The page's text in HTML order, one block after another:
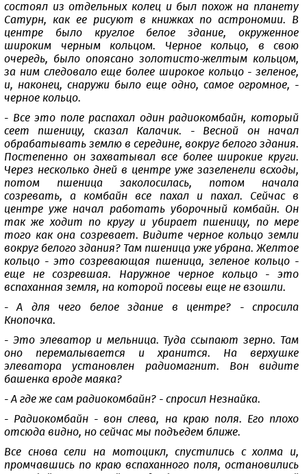
состоял из отдельных колец и был похож на планету
Сатурн, как ее рисуют в книжках по астрономии. В
центре было круглое белое здание, окруженное
широким черным кольцом. Черное кольцо, в свою
очередь, было опоясано золотисто-желтым кольцом,
за ним следовало еще более широкое кольцо - зеленое,
и, наконец, снаружи было еще одно, самое огромное, -
черное кольцо.
- Все это поле распахал один радиокомбайн, который
сеет пшеницу, сказал Калачик. - Весной он начал
обрабатывать землю в середине, вокруг белого здания.
Постепенно он захватывал все более широкие круги.
Через несколько дней в центре уже зазеленели всходы,
потом пшеница заколосилась, потом начала
созревать, а комбайн все пахал и пахал. Сейчас в
центре уже начал работать уборочный комбайн. Он
так же ходит по кругу и убирает пшеницу, по мере
того как она созревает. Видите черное кольцо земли
вокруг белого здания? Там пшеница уже убрана. Желтое
кольцо - это созревающая пшеница, зеленое кольцо -
еще не созревшая. Наружное черное кольцо - это
вспаханная земля, на которой посевы еще не взошли.
- А для чего белое здание в центре? - спросила
Кнопочка.
- Это элеватор и мельница. Туда ссыпают зерно. Там
оно перемалывается и хранится. На верхушке
элеватора установлен радиомагнит. Вон видите
башенка вроде маяка?
- А где же сам радиокомбайн? - спросил Незнайка.
- Радиокомбайн - вон слева, на краю поля. Его плохо
отсюда видно, но сейчас мы подъедем ближе.
Все снова сели на мотоцикл, спустились с холма и,
промчавшись по краю вспаханного поля, остановились